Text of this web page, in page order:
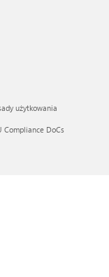
użytkowania
Compliance DoCs